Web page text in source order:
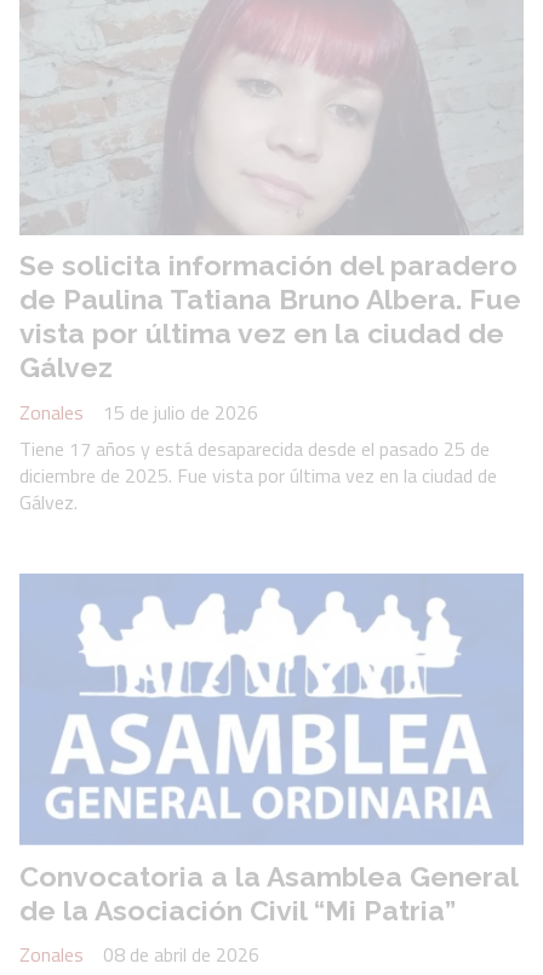
Se solicita información del paradero
de Paulina Tatiana Bruno Albera. Fue
vista por última vez en la ciudad de
Gálvez
Zonales
15 de julio de 2026
Tiene 17 años y está desaparecida desde el pasado 25 de
diciembre de 2025. Fue vista por última vez en la ciudad de
Gálvez.
Convocatoria a la Asamblea General
de la Asociación Civil “Mi Patria”
Zonales
08 de abril de 2026